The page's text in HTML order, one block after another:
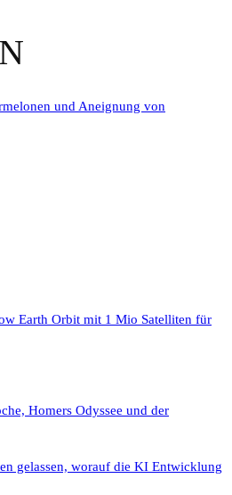
und Aneignung von
Earth Orbit mit 1 Mio Satelliten für
Homers Odyssee und der
gelassen, worauf die KI Entwicklung